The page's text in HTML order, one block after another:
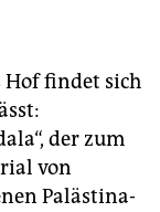
Hof findet sich
der zum
von
Palästina-